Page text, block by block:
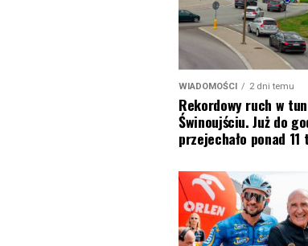
WIADOMOŚCI 2 dni temu
Rekordowy ruch w
Świnoujściu. Już do
przejechało ponad